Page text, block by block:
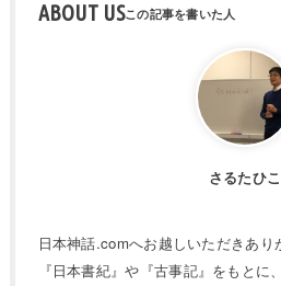
ABOUT US
さるたひこ
日本神話.comへお越しいただきあり
『日本書紀』や『古事記』をもと